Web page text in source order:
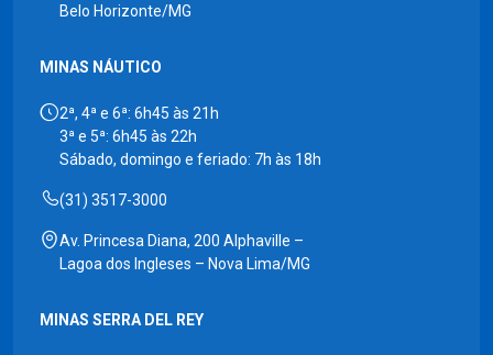
Belo Horizonte/MG
MINAS NÁUTICO
2ª, 4ª e 6ª: 6h45 às 21h
3ª e 5ª: 6h45 às 22h
Sábado, domingo e feriado: 7h às 18h
(31) 3517-3000
Av. Princesa Diana, 200 Alphaville –
Lagoa dos Ingleses – Nova Lima/MG
MINAS SERRA DEL REY